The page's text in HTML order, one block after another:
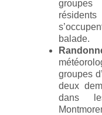
balade.
groupes
deux
dans